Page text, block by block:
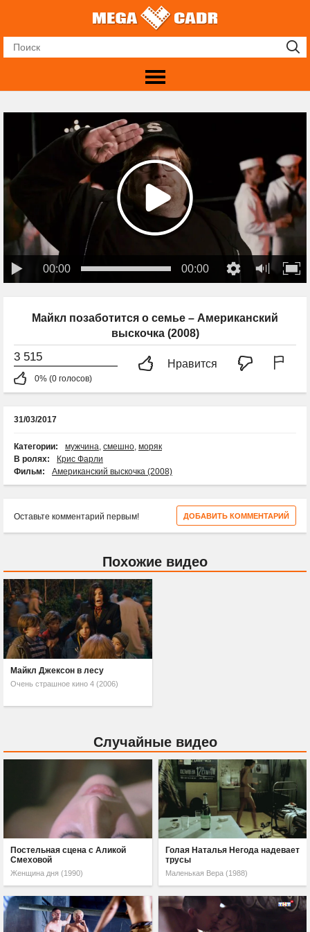
00:00 00:00
Майкл позаботится о семье – Американский
выскочка (2008)
3 515
0% (0 голосов)
Нравится
31/03/2017
Категории: мужчина, смешно, моряк
В ролях:
Крис Фарли
Фильм:
Американский выскочка (2008)
ДОБАВИТЬ КОММЕНТАРИЙ
Оставьте комментарий первым!
Похожие видео
Майкл Джексон в лесу
Очень страшное кино 4 (2006)
Случайные видео
Постельная сцена с Аликой
Смеховой
Женщина дня (1990)
Голая Наталья Негода надевает
трусы
Маленькая Вера (1988)